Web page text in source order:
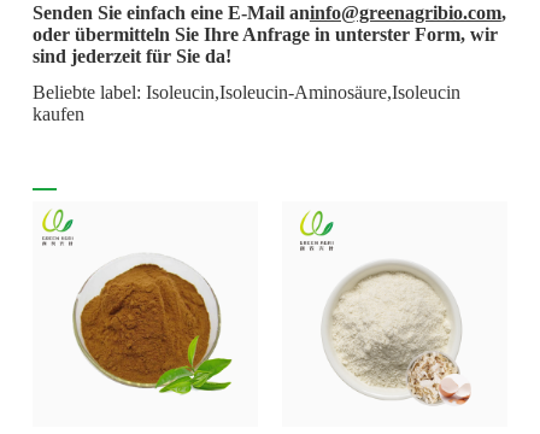
Senden Sie einfach eine E-Mail aninfo@greenagribio.com,
oder übermitteln Sie Ihre Anfrage in unterster Form, wir
sind jederzeit für Sie da!
Beliebte label: Isoleucin,Isoleucin-Aminosäure,Isoleucin
kaufen